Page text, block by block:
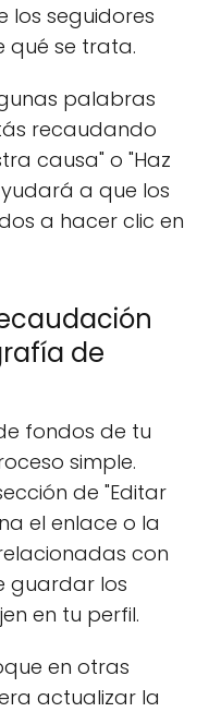
los seguidores
qué se trata.
palabras
recaudando
causa" o "Haz
a que los
a hacer clic en
de
fondos de tu
simple.
de "Editar
el enlace o la
con
guardar los
en tu perfil.
en otras
actualizar la